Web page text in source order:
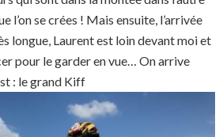
l’on se crées ! Mais ensuite, l’arrivée
longue, Laurent est loin devant moi et
pour le garder en vue… On arrive
: le grand Kiff